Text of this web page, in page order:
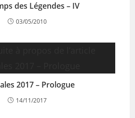
des Légendes – IV
03/05/2010
2017 – Prologue
14/11/2017